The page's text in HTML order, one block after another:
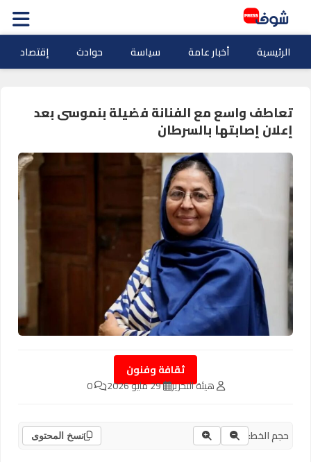
الرئيسية أخبار عامة سياسة حوادث إقتصاد
تعاطف واسع مع الفنانة فضيلة بنموسى بعد
إعلان إصابتها بالسرطان
ثقافة وفنون
هيئة التحرير 29 مايو 2026 0
حجم الخط: نسخ المحتوى